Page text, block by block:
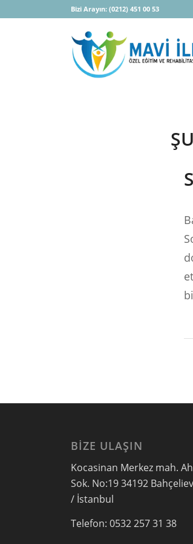
Bizi Arayın:(0212) 451 00 53
BIZE ULAŞIN
Kocasinan Merkez mah.
Sok. No:19 34192
/ İstanbul
Telefon: 0532 257 31 38